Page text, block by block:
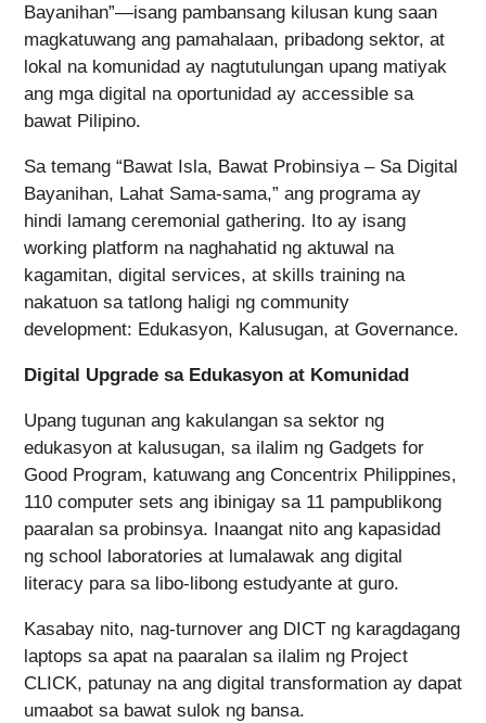
Bayanihan”—isang pambansang kilusan kung saan
magkatuwang ang pamahalaan, pribadong sektor, at
lokal na komunidad ay nagtutulungan upang matiyak
ang mga digital na oportunidad ay accessible sa
bawat Pilipino.
Sa temang “Bawat Isla, Bawat Probinsiya – Sa Digital
Bayanihan, Lahat Sama-sama,” ang programa ay
hindi lamang ceremonial gathering. Ito ay isang
working platform na naghahatid ng aktuwal na
kagamitan, digital services, at skills training na
nakatuon sa tatlong haligi ng community
development: Edukasyon, Kalusugan, at Governance.
Digital Upgrade sa Edukasyon at Komunidad
Upang tugunan ang kakulangan sa sektor ng
edukasyon at kalusugan, sa ilalim ng Gadgets for
Good Program, katuwang ang Concentrix Philippines,
110 computer sets ang ibinigay sa 11 pampublikong
paaralan sa probinsya. Inaangat nito ang kapasidad
ng school laboratories at lumalawak ang digital
literacy para sa libo-libong estudyante at guro.
Kasabay nito, nag-turnover ang DICT ng karagdagang
laptops sa apat na paaralan sa ilalim ng Project
CLICK, patunay na ang digital transformation ay dapat
umaabot sa bawat sulok ng bansa.